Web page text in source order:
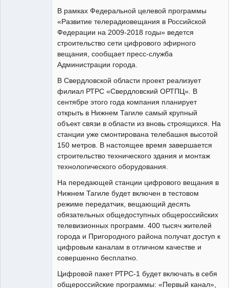
В рамках Федеральной целевой программы
«Развитие телерадиовещания в Российской
Федерации на 2009-2018 годы» ведется
строительство сети цифрового эфирного
вещания, сообщает пресс-служба
Администрации города.
В Свердловской области проект реализует
филиал РТРС «Свердловский ОРТПЦ». В
сентябре этого года компания планирует
открыть в Нижнем Тагиле самый крупный
объект связи в области из вновь строящихся. На
станции уже смонтирована телебашня высотой
150 метров. В настоящее время завершается
строительство технического здания и монтаж
технологического оборудования.
На передающей станции цифрового вещания в
Нижнем Тагиле будет включен в тестовом
режиме передатчик, вещающий десять
обязательных общедоступных общероссийских
телевизионных программ. 400 тысяч жителей
города и Пригородного района получат доступ к
цифровым каналам в отличном качестве и
совершенно бесплатно.
Цифровой пакет РТРС-1 будет включать в себя
общероссийские программы: «Первый канал»,